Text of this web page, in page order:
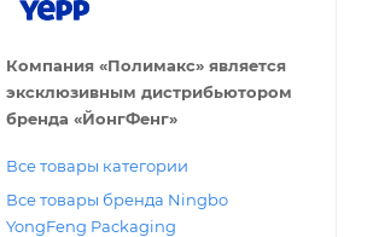
Компания «Полимакс» является
эксклюзивным дистрибьютором
бренда «ЙонгФенг»
Все товары категории
Все товары бренда Ningbo
YongFeng Packaging